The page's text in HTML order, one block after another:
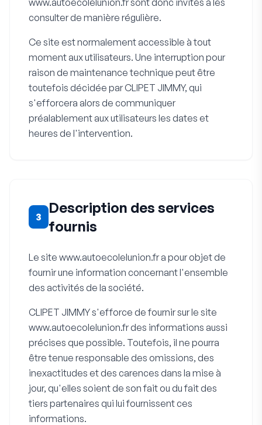
www.autoecolelunion.fr sont donc invités à les
consulter de manière régulière.
Ce site est normalement accessible à tout
moment aux utilisateurs. Une interruption pour
raison de maintenance technique peut être
toutefois décidée par CLIPET JIMMY, qui
s'efforcera alors de communiquer
préalablement aux utilisateurs les dates et
heures de l'intervention.
3
Description des services
fournis
Le site www.autoecolelunion.fr a pour objet de
fournir une information concernant l'ensemble
des activités de la société.
CLIPET JIMMY s'efforce de fournir sur le site
www.autoecolelunion.fr des informations aussi
précises que possible. Toutefois, il ne pourra
être tenue responsable des omissions, des
inexactitudes et des carences dans la mise à
jour, qu'elles soient de son fait ou du fait des
tiers partenaires qui lui fournissent ces
informations.